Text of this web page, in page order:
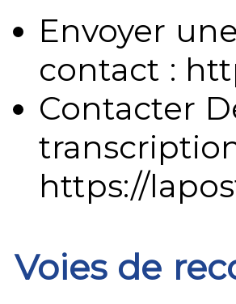
Envoyer
contact :
Contacter
https://
Voies de